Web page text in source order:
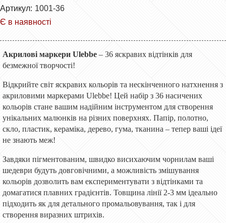
Артикул: 1001-36
Є в наявності
Акрилові маркери Ulebbe– 36 яскравих відтінків для
безмежної творчості!
Відкрийте світ яскравих кольорів та нескінченного натхнення з
акриловими маркерами Ulebbe! Цей набір з 36 насичених
кольорів стане вашим надійним інструментом для створення
унікальних малюнків на різних поверхнях. Папір, полотно,
скло, пластик, кераміка, дерево, гума, тканина – тепер ваші ідеї
не знають меж!
Завдяки пігментованим, швидко висихаючим чорнилам ваші
шедеври будуть довговічними, а можливість змішування
кольорів дозволить вам експериментувати з відтінками та
домагатися плавних градієнтів. Товщина лінії 2-3 мм ідеально
підходить як для детального промальовування, так і для
створення виразних штрихів.